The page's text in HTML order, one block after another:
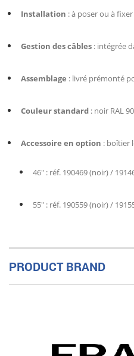
Installation : à poser ou à
Gestion des câbles : intégrée
Assemblage : livré prémonté
Couleur standard : noir RAL
Accessoire en option : boîtier
46″ : réf. 190469 (noir) /
55″ : réf. 190559 (noir) /
PRODUCT BRAND